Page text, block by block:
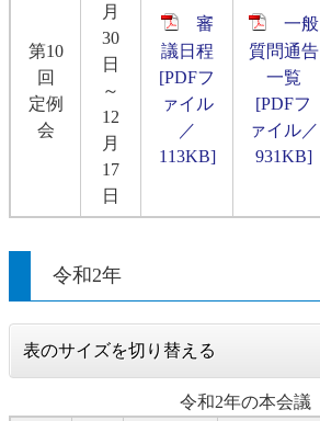
第10
回
定例
会
月
30
日
～
12
月
17
日
審
議日程
[PDFフ
ァイル
／
113KB]
一般
質問通告
一覧
[PDFフ
ァイル／
931KB]
令和2年
表のサイズを切り替える
令和2年の本会議